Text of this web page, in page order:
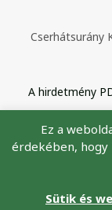
Cserhátsurány
A hirdetmény
Ez a
érdekében, hogy
Sütik és